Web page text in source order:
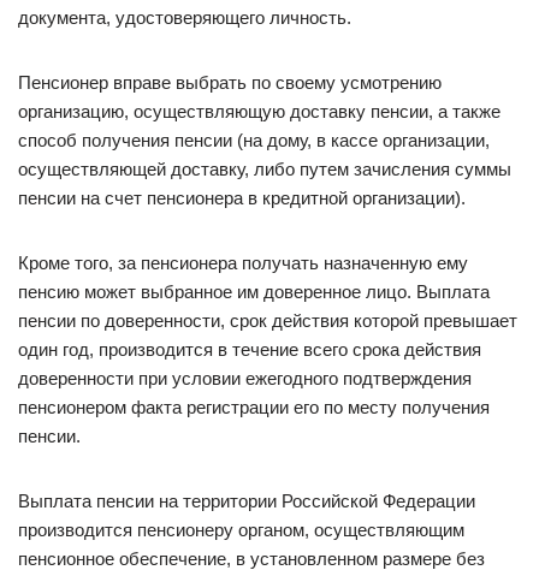
документа, удостоверяющего личность.
Пенсионер вправе выбрать по своему усмотрению
организацию, осуществляющую доставку пенсии, а также
способ получения пенсии (на дому, в кассе организации,
осуществляющей доставку, либо путем зачисления суммы
пенсии на счет пенсионера в кредитной организации).
Кроме того, за пенсионера получать назначенную ему
пенсию может выбранное им доверенное лицо. Выплата
пенсии по доверенности, срок действия которой превышает
один год, производится в течение всего срока действия
доверенности при условии ежегодного подтверждения
пенсионером факта регистрации его по месту получения
пенсии.
Выплата пенсии на территории Российской Федерации
производится пенсионеру органом, осуществляющим
пенсионное обеспечение, в установленном размере без